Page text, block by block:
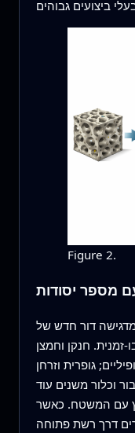
Figure 2.
מספר יסודות
דור חדש של
חנקן וחמצן
גופרית וזרחן
וכלור משנים עוד
עם המשטח. כאשר
דרך רשת פתוחה